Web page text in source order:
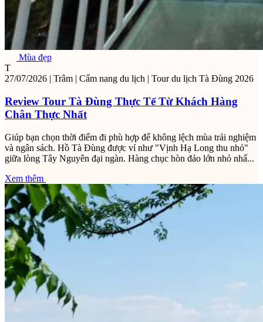
Mùa đẹp
T
27/07/2026 | Trâm | Cẩm nang du lịch | Tour du lịch Tà Đùng 2026
Review Tour Tà Đùng Thực Tế Từ Khách Hàng
Chân Thực Nhất
Giúp bạn chọn thời điểm đi phù hợp để không lệch mùa trải nghiệm
và ngân sách. Hồ Tà Đùng được ví như "Vịnh Hạ Long thu nhỏ"
giữa lòng Tây Nguyên đại ngàn. Hàng chục hòn đảo lớn nhỏ nhấ...
Xem thêm